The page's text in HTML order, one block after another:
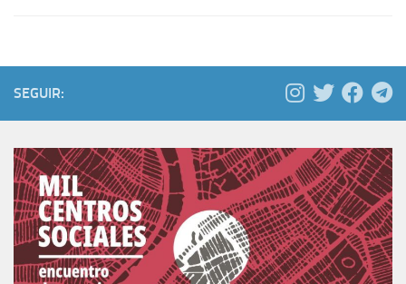
SEGUIR: